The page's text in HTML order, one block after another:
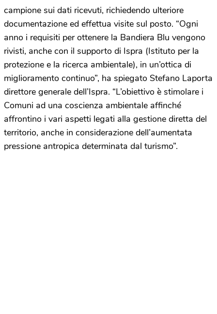
campione sui dati ricevuti, richiedendo ulteriore
documentazione ed effettua visite sul posto. “Ogni
anno i requisiti per ottenere la Bandiera Blu vengono
rivisti, anche con il supporto di Ispra (Istituto per la
protezione e la ricerca ambientale), in un’ottica di
miglioramento continuo”, ha spiegato Stefano Laporta
direttore generale dell’Ispra. “L’obiettivo è stimolare i
Comuni ad una coscienza ambientale affinché
affrontino i vari aspetti legati alla gestione diretta del
territorio, anche in considerazione dell’aumentata
pressione antropica determinata dal turismo”.